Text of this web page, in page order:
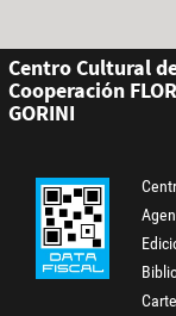
Centro Cultural
Cooperación
GORINI